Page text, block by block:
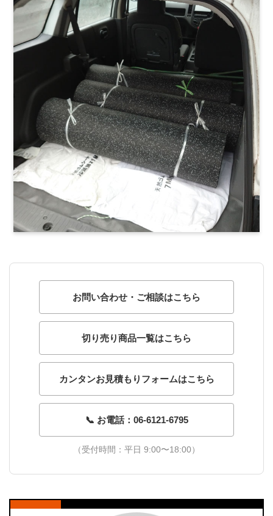
お問い合わせ・ご相談はこちら
切り売り商品一覧はこちら
カンタンお見積もりフォームはこちら
📞 お電話：06-6121-6795
（受付時間：平日 9:00〜18:00）